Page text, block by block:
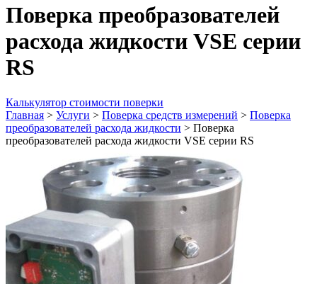
Поверка преобразователей
расхода жидкости VSE серии
RS
Калькулятор стоимости поверки
Главная > Услуги > Поверка средств измерений > Поверка
преобразователей расхода жидкости > Поверка
преобразователей расхода жидкости VSE серии RS